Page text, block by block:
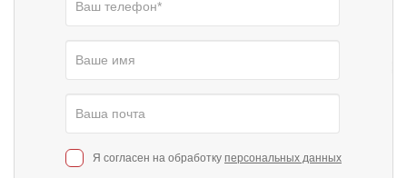
Я согласен на обработку персональных данных